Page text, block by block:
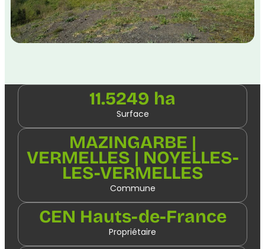
11.5249 ha
Surface
MAZINGARBE |
VERMELLES | NOYELLES-
LES-VERMELLES
Commune
CEN Hauts-de-France
Propriétaire